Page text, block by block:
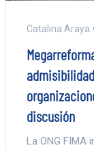
Catalina Araya
discusión
La ONG FIMA